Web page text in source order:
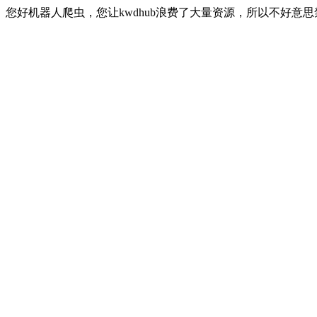
您好机器人爬虫，您让kwdhub浪费了大量资源，所以不好意思